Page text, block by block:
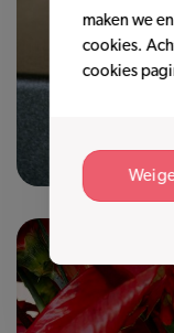
maken we
cookies.
cookies